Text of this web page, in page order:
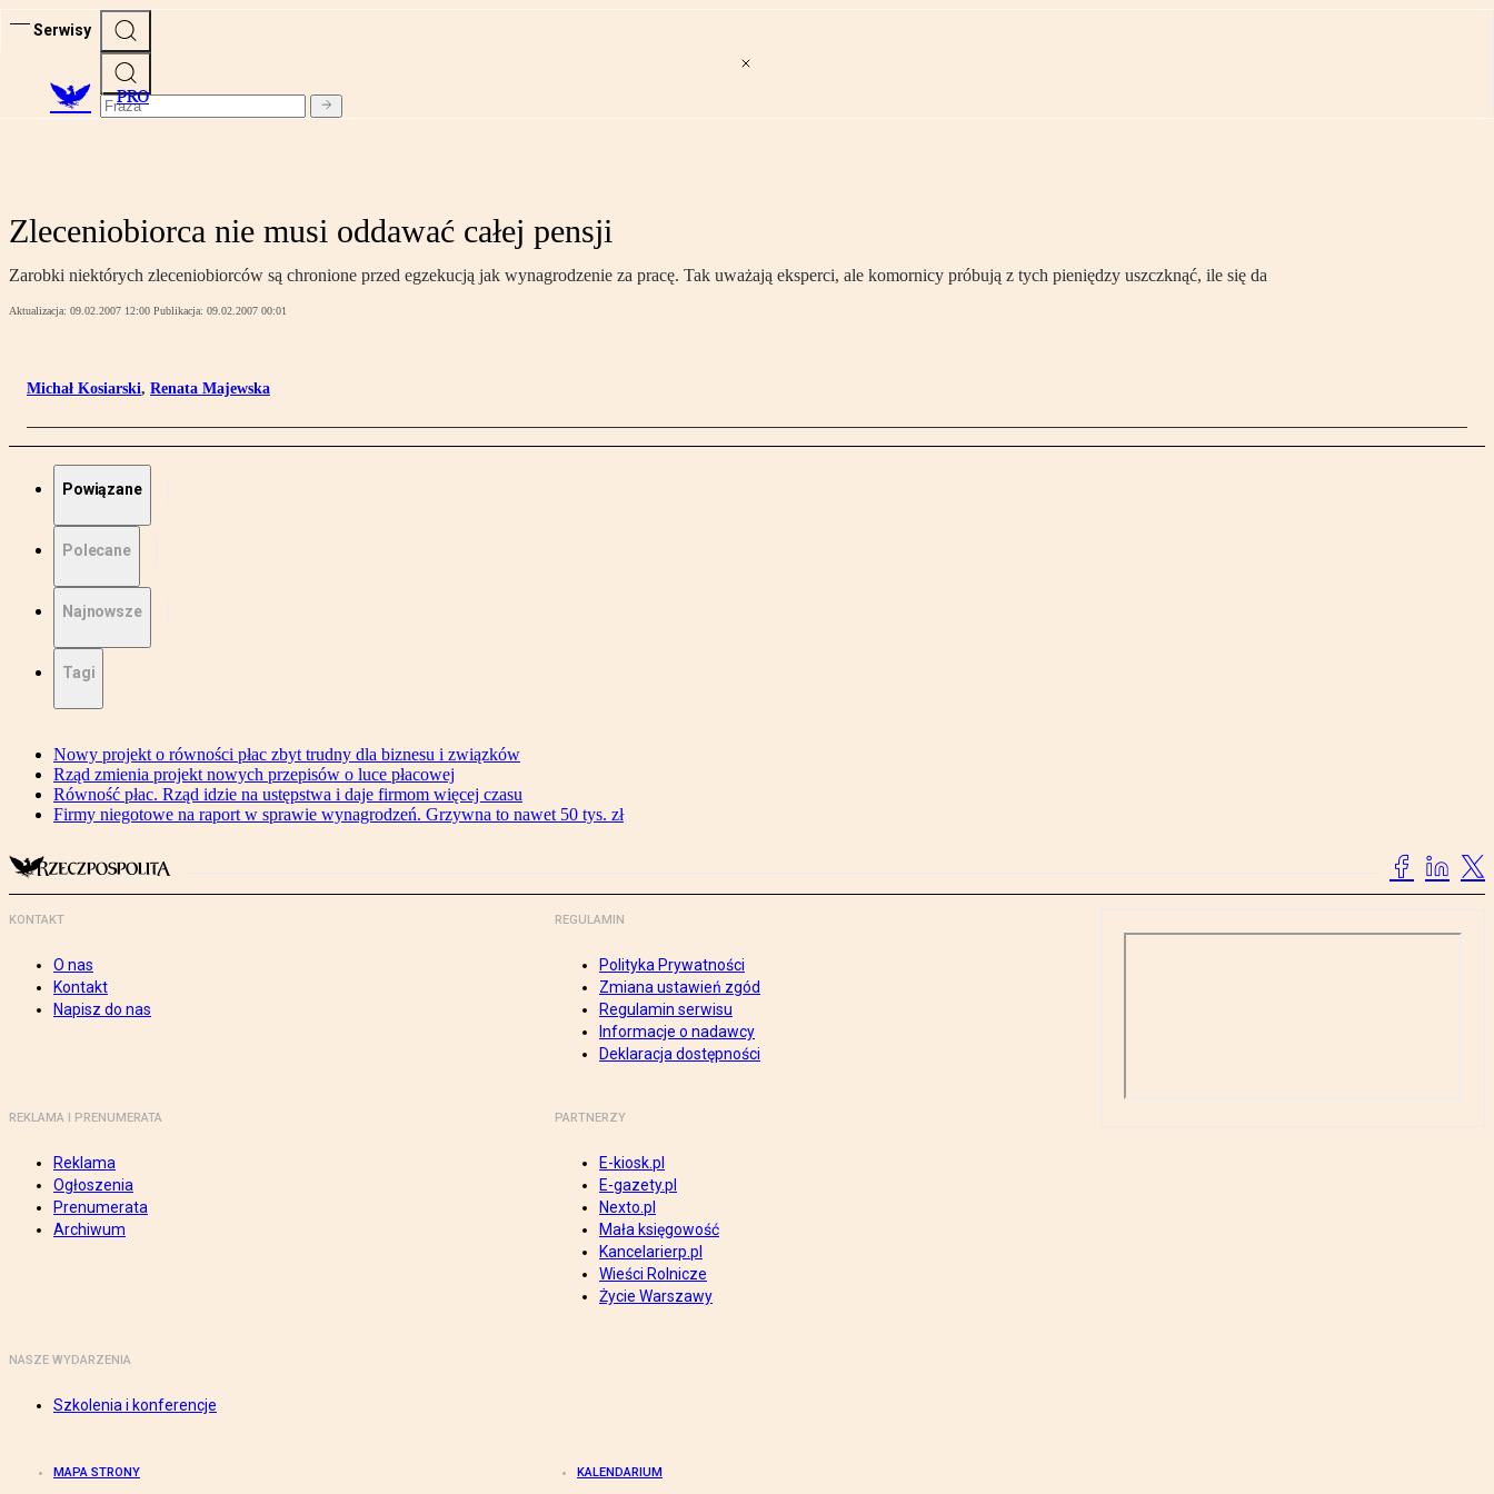
Serwisy
PRO
Zleceniobiorca nie musi oddawać całej pensji
Zarobki niektórych zleceniobiorców są chronione przed egzekucją jak wynagrodzenie za pracę. Tak uważają eksperci, ale komornicy próbują z tych pieniędzy uszczknąć, ile się da
Aktualizacja: 09.02.2007 12:00 Publikacja: 09.02.2007 00:01
Michał Kosiarski, Renata Majewska
Powiązane
Polecane
Najnowsze
Tagi
Nowy projekt o równości płac zbyt trudny dla biznesu i związków
Rząd zmienia projekt nowych przepisów o luce płacowej
Równość płac. Rząd idzie na ustępstwa i daje firmom więcej czasu
Firmy niegotowe na raport w sprawie wynagrodzeń. Grzywna to nawet 50 tys. zł
KONTAKT
O nas
Kontakt
Napisz do nas
REGULAMIN
Polityka Prywatności
Zmiana ustawień zgód
Regulamin serwisu
Informacje o nadawcy
Deklaracja dostępności
REKLAMA I PRENUMERATA
Reklama
Ogłoszenia
Prenumerata
Archiwum
PARTNERZY
E-kiosk.pl
E-gazety.pl
Nexto.pl
Mała księgowość
Kancelarierp.pl
Wieści Rolnicze
Życie Warszawy
NASZE WYDARZENIA
Szkolenia i konferencje
MAPA STRONY KALENDARIUM